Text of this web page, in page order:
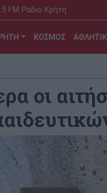
FM Ράδιο Κρήτη
ΚΟΣΜΟΣ
οι